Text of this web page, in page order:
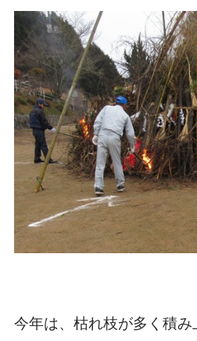
今年は、枯れ枝が多く積